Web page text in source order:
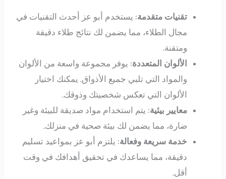
تقنيات متقدمة: يستخدم أبو عز أحدث التقنيات في
مجال الطلاء، مما يضمن لك نتائج طلاء دقيقة
ومتقنة.
الألوان المتعددة: يوفر مجموعة واسعة من الألوان
والمواد التي تلبي جميع الأذواق. يمكنك اختيار
الألوان التي تعكس شخصيتك وذوقك.
معايير بيئية: يتم استخدام مواد صديقة للبيئة وغير
ضارة، مما يضمن لك بيئة صحية في منزلك.
خدمة سريعة وفعالة: يلتزم أبو عز بمواعيد تسليم
دقيقة، مما يساعدك في تحقيق أهدافك في وقت
أقل.